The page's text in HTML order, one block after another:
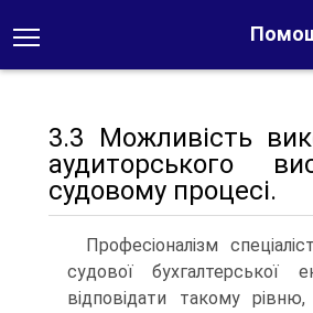
3.3 Можливість
аудиторського
судовому процесі.
Професіоналізм
судової бухгалтерської
відповідати такому